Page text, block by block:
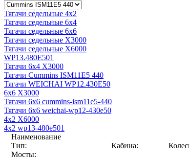
Тягачи седельные 4x2
Тягачи седельные 6x4
Тягачи седельные 6x6
Тягачи седельные X3000
Тягачи седельные X6000
WP13.480E501
Тягачи 6x4 X3000
Тягачи Cummins ISM11E5 440
Тягачи WEICHAI WP12.430E50
6x6 X3000
Тягачи 6x6 cummins-ism11e5-440
Тягачи 6x6 weichai-wp12-430e50
4x2 X6000
4x2 wp13-480e501
Наименование
Тип:
Кабина:
Мосты: